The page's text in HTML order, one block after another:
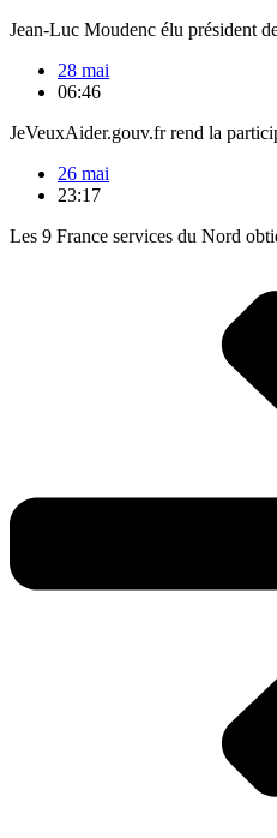
Jean-Luc Moudenc élu président
28 mai
06:46
JeVeuxAider.gouv.fr rend la
26 mai
23:17
Les 9 France services du Nord